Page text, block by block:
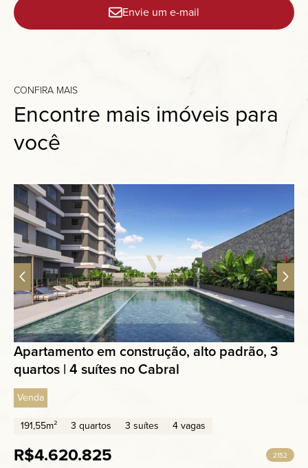
Envie um e-mail
CONFIRA MAIS
Encontre mais imóveis para
você
Apartamento em construção, alto padrão, 3
quartos | 4 suítes no Cabral
Venda
191,55m²
3 quartos 3 suítes 4 vagas
R$4.620.825 2152